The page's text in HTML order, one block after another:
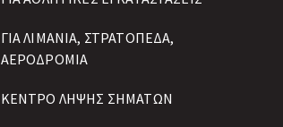
ΓΙΑ ΛΙΜΑΝΙΑ, ΣΤΡΑΤΟΠΕΔΑ,
ΑΕΡΟΔΡΟΜΙΑ
ΚΕΝΤΡΟ ΛΗΨΗΣ ΣΗΜΑΤΩΝ